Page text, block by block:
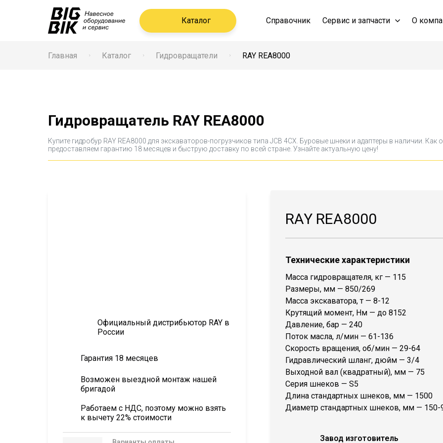
Каталог Справочник Сервис и запчасти О
Главная Каталог Гидровращатели RAY REA8000
Гидровращатель RAY REA8000
Купите гидробур RAY REA8000 для экскаваторов-погрузчиков типа JCB 4CX . Буровые шнеки и адаптеры в наличии.
предоставляем гарантию 18 месяцев и быструю доставку по всей стране. Узнайте актуальную цену!
Официальный дистрибьютор RAY в
России
Гарантия 18 месяцев
Возможен выездной монтаж нашей
бригадой
Работаем с НДС, поэтому можно взять
к вычету 22% стоимости
RAY REA8000
Технические характеристики
Масса гидровращателя, кг — 115
Размеры, мм — 850/269
Масса экскаватора, т — 8-12
Крутящий момент, Нм — до 8152
Давление, бар — 240
Поток масла, л/мин — 61-136
Скорость вращения, об/мин — 29-64
Гидравлический шланг, дюйм — 3/4
Выходной вал (квадратный), мм — 75
Серия шнеков — S5
Длина стандартных шнеков, мм — 1500
Диаметр стандартных шнеков, мм — 150-
Завод изготовитель